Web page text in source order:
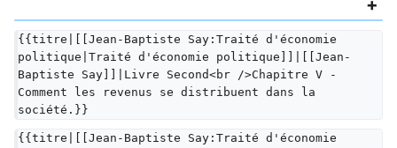
{{titre|[[Jean-Baptiste Say:Traité d'économie
politique|Traité d'économie politique]]|[[Jean-
Baptiste Say]]|Livre Second<br />Chapitre V -
Comment les revenus se distribuent dans la
société.}}
{{titre|[[Jean-Baptiste Say:Traité d'économie